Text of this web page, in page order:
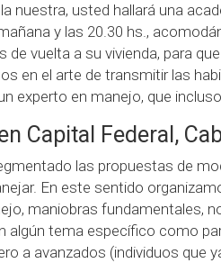
nuestra, usted hallará una
y las 20.30 hs.,
de vuelta a su vivienda, para
en el arte de transmitir las
experto en manejo, que
Capital Federal,
las propuestas de
En este sentido
maniobras fundamentales,
algún tema específico como
a avanzados (individuos que